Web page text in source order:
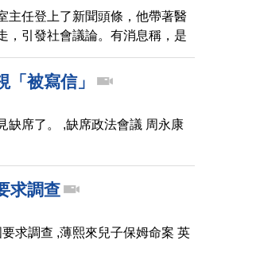
主任登上了新聞頭條，他帶著醫
，引發社會議論。有消息稱，是
醫生離職導致，請看我們的報
被寫信」
缺席了。 ,缺席政法會議 周永康
求調查
求調查 ,薄熙來兒子保姆命案 英